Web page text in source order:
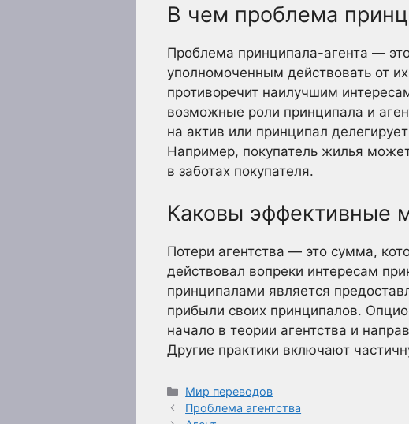
В чем проблема
Проблема принципала-агента —
уполномоченным действовать от
противоречит наилучшим
возможные роли принципала и
на актив или принципал
Например, покупатель жилья
в заботах покупателя.
Каковы эффективные
Потери агентства — это сумма,
действовал вопреки интересам
принципалами является
прибыли своих принципалов.
начало в теории агентства и
Другие практики включают
Рубрики
Мир переводов
Проблема агентства